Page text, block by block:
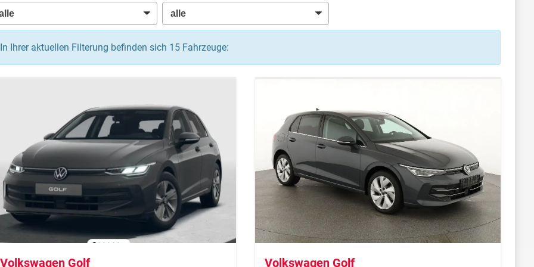
In Ihrer aktuellen Filterung befinden sich 15Fahrzeuge:
Volkswagen Golf Volkswagen Golf